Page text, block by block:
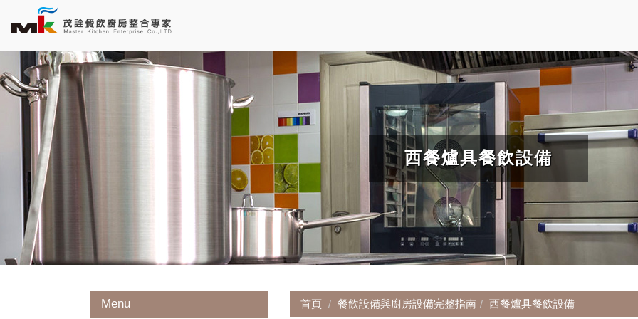
西餐爐具餐飲設備
首頁 餐飲設備與廚房設備完整指南 西餐爐具餐飲設備
Menu